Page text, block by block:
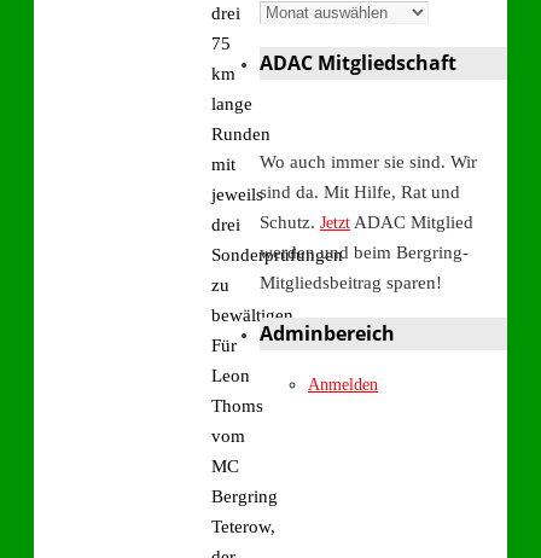
drei
75
km
lange
Runden
mit
jeweils
drei
Sonderprüfungen
zu
bewältigen.
Für
Leon
Thoms
vom
MC
Bergring
Teterow,
Archive
ADAC Mitgliedschaft
Wo auch immer sie sind. Wir
sind da. Mit Hilfe, Rat und
Schutz. Jetzt ADAC Mitglied
werden und beim Bergring-
Mitgliedsbeitrag sparen!
Adminbereich
Anmelden